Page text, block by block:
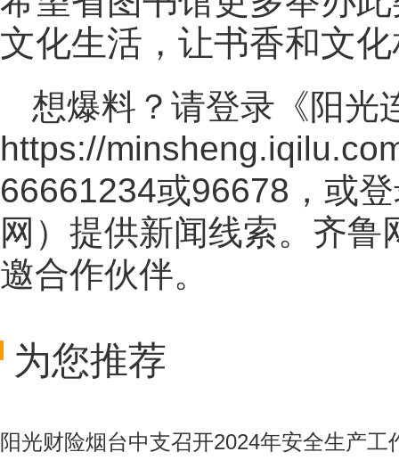
文化生活，让书香和文
想爆料？请登录《阳光
https://
66661234或96678，或
网 ）提供新闻线索。齐鲁
邀合作伙伴。
为您推荐
阳光财险烟台中支召开2024年安全生产工